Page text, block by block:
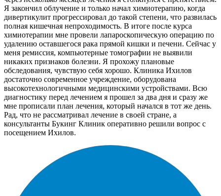
Я закончил облучение и только начал химиотерапию, когда
дивертикулит прогрессировал до такой степени, что развилась
полная кишечная непроходимость. В итоге после курса
химиотерапии мне провели лапароскопическую операцию по
удалению оставшегося рака прямой кишки и печени. Сейчас у
меня ремиссия, компьютерные томографии не выявили
никаких признаков болезни. Я прохожу плановые
обследования, чувствую себя хорошо. Клиника Ихилов
достаточно современное учреждение, оборудована
высокотехнологичными медицинскими устройствами. Всю
диагностику перед лечением я прошел за два дня и сразу же
мне прописали план лечения, который начался в тот же день.
Рад, что не рассматривал лечение в своей стране, а
консультанты Букинг Клиник оперативно решили вопрос с
посещением Ихилов.